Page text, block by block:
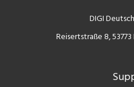
DIGI
Reisertstraße 8,